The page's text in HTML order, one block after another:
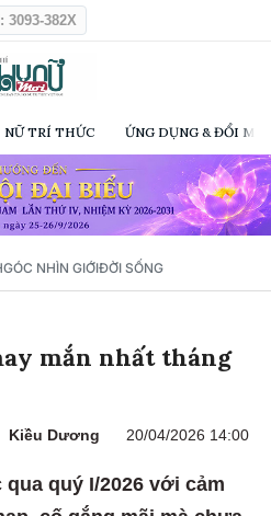
3093-382X
NỮ TRÍ THỨC ỨNG DỤNG & ĐỔI
GÓC NHÌN GIỚIĐỜI SỐNG
mắn nhất tháng
Kiều Dương 20/04/2026 14:00
quý I/2026 với cảm